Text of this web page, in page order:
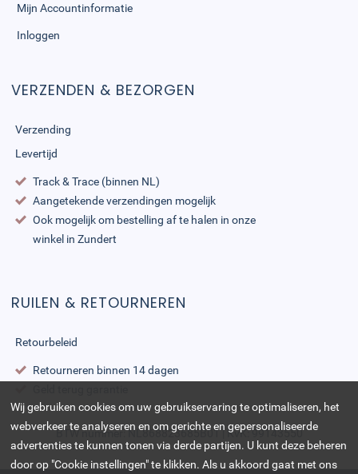
Mijn Accountinformatie
Inloggen
VERZENDEN & BEZORGEN
Verzending
Levertijd
Track & Trace (binnen NL)
Aangetekende verzendingen mogelijk
Ook mogelijk om bestelling af te halen in onze
winkel in Zundert
RUILEN & RETOURNEREN
Retourbeleid
Retourneren binnen 14 dagen
BTW nummer: NL868823685B01 | KvK: 99143550
Wij gebruiken cookies om uw gebruikservaring te optimaliseren, het
webverkeer te analyseren en om gerichte en gepersonaliseerde
advertenties te kunnen tonen via derde partijen. U kunt deze beheren
door op "Cookie instellingen" te klikken. Als u akkoord gaat met ons